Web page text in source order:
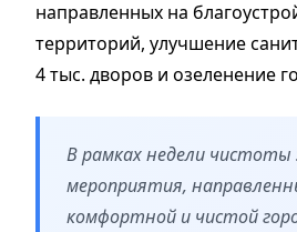
направленных на
территорий, улучшение
4 тыс. дворов и озеленение
В рамках недели чистоты
мероприятия,
комфортной и чистой